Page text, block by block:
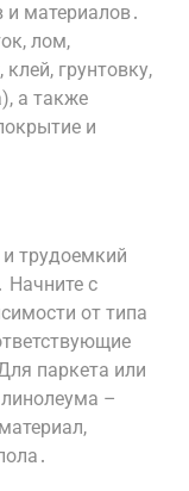
материалов․
лом,
грунтовку,
а также
и
трудоемкий
Начните с
от типа
паркета или
–